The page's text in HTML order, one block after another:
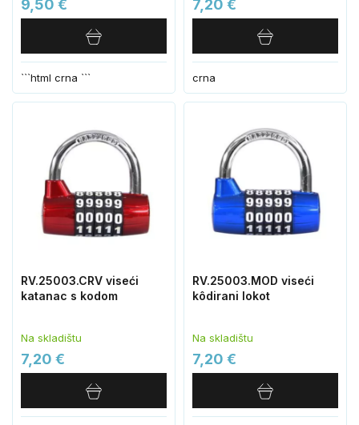
9,50 €
```html crna ```
7,20 €
crna
RV.25003.CRV viseći
katanac s kodom
Na skladištu
7,20 €
RV.25003.MOD viseći
kôdirani lokot
Na skladištu
7,20 €